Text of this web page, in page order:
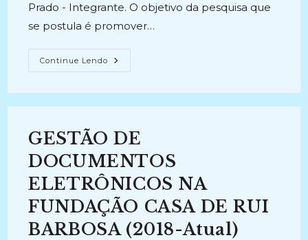
Prado - Integrante. O objetivo da pesquisa que
se postula é promover…
Continue Lendo EDUCAÇÃO
PATRIMONIAL
FUNDAÇÃO
RUI
BARBOSA
(2019-
2020)
GESTÃO DE
DOCUMENTOS
ELETRÔNICOS NA
FUNDAÇÃO CASA DE RUI
BARBOSA (2018-Atual)